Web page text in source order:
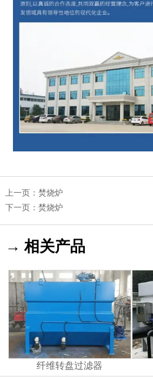
上一页： 焚烧炉
下一页： 焚烧炉
→ 相关产品
纤维转盘过滤器